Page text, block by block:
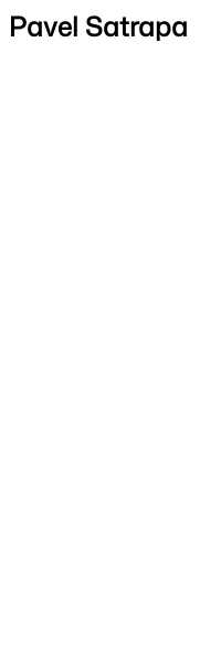
Pavel Satrapa